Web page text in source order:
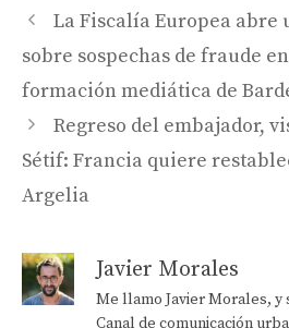
La Fiscalía Europea abre
sobre sospechas de fraude
formación mediática de
Regreso del embajador,
Sétif: Francia quiere
Argelia
Javier Morales
Me llamo Javier Morales, y
Canal de comunicación